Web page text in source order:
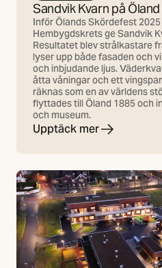
Sandvik Kvarn på Öland
Inför Ölands Skördefest
Hembygdskrets ge Sandvik
Resultatet blev strålkastare
lyser upp både fasaden och
och inbjudande ljus.
åtta våningar och ett
räknas som en av världens
flyttades till Öland 1885 och
och museum.
Upptäck mer